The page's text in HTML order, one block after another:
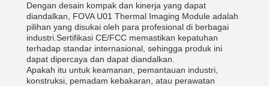
Dengan desain kompak dan kinerja yang dapat
diandalkan, FOVA U01 Thermal Imaging Module adalah
pilihan yang disukai oleh para profesional di berbagai
industri.Sertifikasi CE/FCC memastikan kepatuhan
terhadap standar internasional, sehingga produk ini
dapat dipercaya dan dapat diandalkan.
Apakah itu untuk keamanan, pemantauan industri,
konstruksi, pemadam kebakaran, atau perawatan